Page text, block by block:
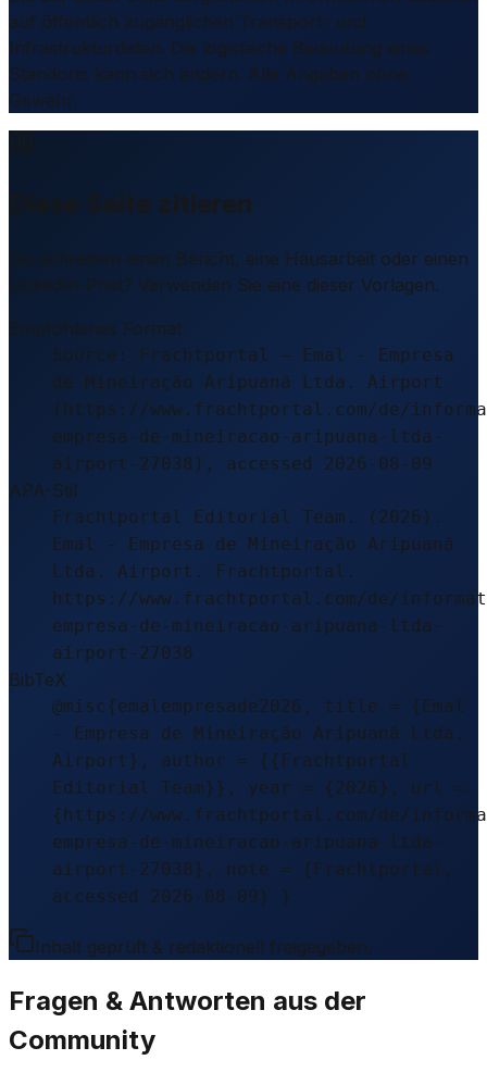
auf öffentlich zugänglichen Transport- und
Infrastrukturdaten. Die logistische Bedeutung eines
Standorts kann sich ändern. Alle Angaben ohne
Gewähr.
Diese Seite zitieren
Sie schreiben einen Bericht, eine Hausarbeit oder einen
LinkedIn-Post? Verwenden Sie eine dieser Vorlagen.
Empfohlenes Format
Source: Frachtportal – Emal - Empresa
de Mineiração Aripuanã Ltda. Airport
(https://www.frachtportal.com/de/
empresa-de-mineiracao-aripuana-ltda-
airport-27038), accessed 2026-08-09
APA-Stil
Frachtportal Editorial Team. (2026).
Emal - Empresa de Mineiração Aripuanã
Ltda. Airport. Frachtportal.
https://www.frachtportal.com/de/
empresa-de-mineiracao-aripuana-ltda-
airport-27038
BibTeX
@misc{emalempresade2026, title = {Emal
- Empresa de Mineiração Aripuanã Ltda.
Airport}, author = {{Frachtportal
Editorial Team}}, year = {2026}, url =
{https://www.frachtportal.com/de/
empresa-de-mineiracao-aripuana-ltda-
airport-27038}, note = {Frachtportal,
accessed 2026-08-09} }
Inhalt geprüft & redaktionell freigegeben.
Fragen & Antworten aus der
Community